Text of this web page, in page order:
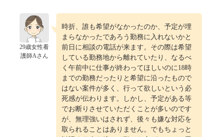
29歳女性看
護師Aさん
時折、誰も希望がなかったのか、予定が埋
まらなかったであろう勤務に入れないかと
前日に相談の電話が来ます。その際は希望
している勤務地から離れていたり、なるべ
く午前中に仕事が終わってほしいのに18時
までの勤務だったりと希望に沿ったもので
はない案件が多く、行って欲しいという必
死感が伝わります。しかし、予定がある等
でお断りさせていただくことが多いのです
が、無理強いはされず、後々も嫌な対応を
取られることはありません。でもちょっと